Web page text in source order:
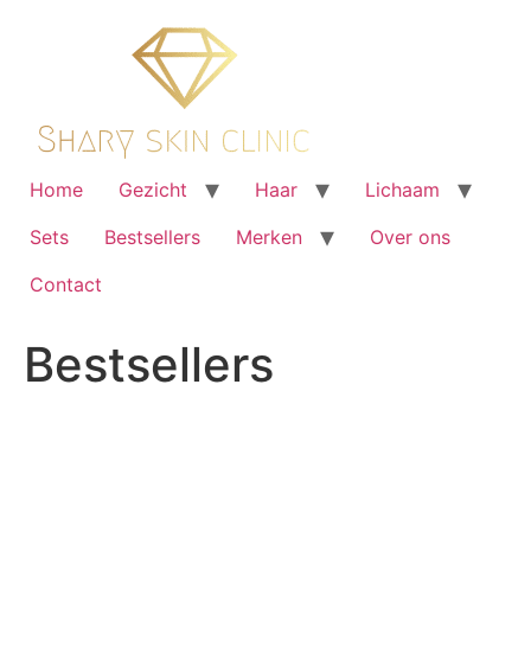
Home Gezicht Haar
Lichaam
Sets
Bestsellers Merken
Over ons
Contact
Bestsellers